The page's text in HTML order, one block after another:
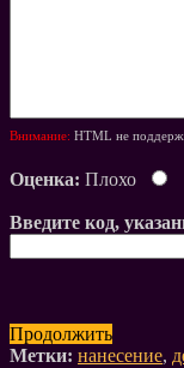
Внимание: HTML не
Оценка: Плохо
Введите код,
Продолжить
Метки: нанесение,